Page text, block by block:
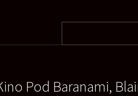
Pod Baranami,